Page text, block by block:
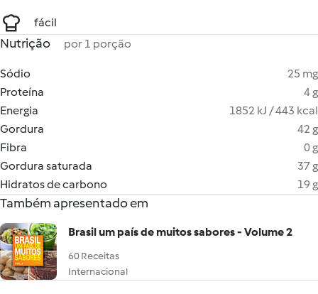
fácil
Nutrição por 1 porção
Sódio
25 mg
Proteína
4 g
Energia
1852 kJ / 443 kcal
Gordura
42 g
Fibra
0 g
Gordura saturada
37 g
Hidratos de carbono
19 g
Também apresentado em
Brasil um país de muitos sabores - Volume 2
60 Receitas
Internacional